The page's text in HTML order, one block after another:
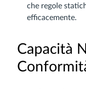
che regole
efficacemente.
Capacità